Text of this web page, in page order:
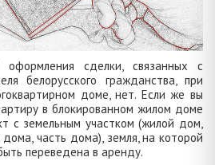
оформления сделки, связанных с
белорусского гражданства, при
доме, нет. Если же вы
в блокированном жилом доме
с земельным участком (жилой дом,
часть дома), земля, на которой
переведена в аренду.